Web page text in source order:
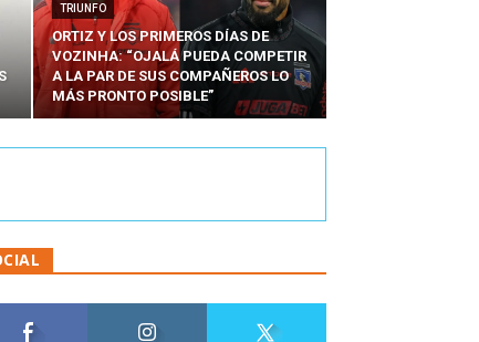
TRIUNFO
ORTIZ Y LOS PRIMEROS DÍAS DE
VOZINHA: “OJALÁ PUEDA COMPETIR
A LA PAR DE SUS COMPAÑEROS LO
MÁS PRONTO POSIBLE”